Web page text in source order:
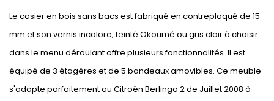
Le casier en bois sans bacs est fabriqué en contreplaqué de 15
mm et son vernis incolore, teinté Okoumé ou gris clair à choisir
dans le menu déroulant offre plusieurs fonctionnalités. Il est
équipé de 3 étagères et de 5 bandeaux amovibles. Ce meuble
s'adapte parfaitement au Citroën Berlingo 2 de Juillet 2008 à